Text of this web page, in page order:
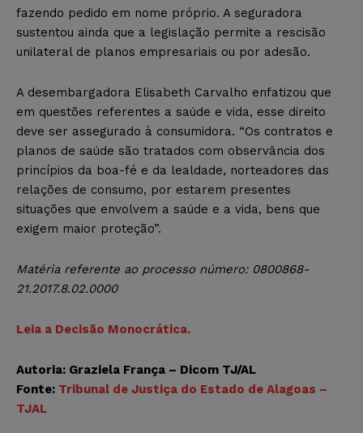
fazendo pedido em nome próprio. A seguradora
sustentou ainda que a legislação permite a rescisão
unilateral de planos empresariais ou por adesão.
A desembargadora Elisabeth Carvalho enfatizou que
em questões referentes a saúde e vida, esse direito
deve ser assegurado à consumidora. “Os contratos e
planos de saúde são tratados com observância dos
princípios da boa-fé e da lealdade, norteadores das
relações de consumo, por estarem presentes
situações que envolvem a saúde e a vida, bens que
exigem maior proteção”.
Matéria referente ao processo número: 0800868-
21.2017.8.02.0000
Leia a Decisão Monocrática.
Autoria: Graziela França – Dicom TJ/AL
Fonte: Tribunal de Justiça do Estado de Alagoas –
TJAL